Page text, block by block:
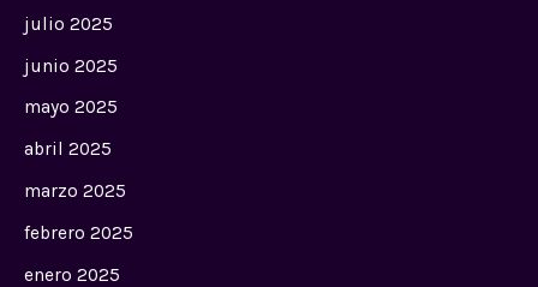
julio 2025
junio 2025
mayo 2025
abril 2025
marzo 2025
febrero 2025
enero 2025